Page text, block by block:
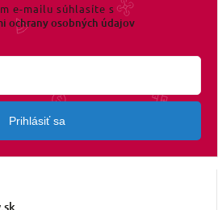
e-mailu súhlasíte s
ochrany osobných údajov
Prihlásiť sa